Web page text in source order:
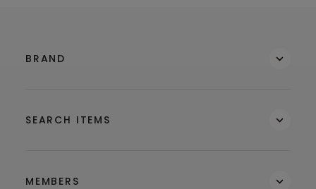
BRAND
SEARCH ITEMS
MEMBERS